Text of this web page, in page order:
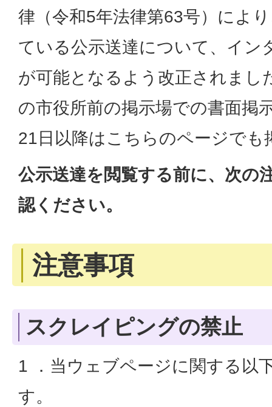
律（令和5年法律第63号）によ
ている公示送達について、イン
が可能となるよう改正されまし
の市役所前の掲示場での書面掲
21日以降はこちらのページでも
公示送達を閲覧する前に、次の
認ください。
注意事項
スクレイピングの禁止
1 ．当ウェブページに関する以
す。